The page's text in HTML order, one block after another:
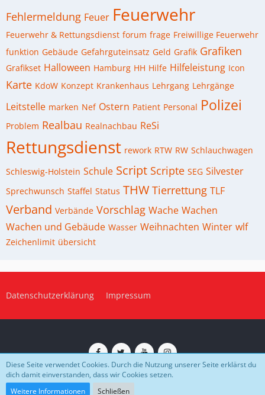
Fehlermeldung Feuer Feuerwehr
Feuerwehr & Rettungsdienst forum frage Freiwillige Feuerwehr
funktion Gebäude Gefahrguteinsatz Geld Grafik Grafiken
Grafikset Halloween Hamburg HH Hilfe Hilfeleistung Icon
Karte KdoW Konzept Krankenhaus Lehrgang Lehrgänge
Leitstelle marken Nef Ostern Patient Personal Polizei
Problem Realbau Realnachbau ReSi
Rettungsdienst rework RTW RW Schlauchwagen
Schleswig-Holstein Schule Script Scripte SEG Silvester
Sprechwunsch Staffel Status THW Tierrettung TLF
Verband Verbände Vorschlag Wache Wachen
Wachen und Gebäude Wasser Weihnachten Winter wlf
Zeichenlimit übersicht
Datenschutzerklärung Impressum
Impressum Datenschutz
Community-Software:
Diese Seite verwendet Cookies. Durch die Nutzung unserer Seite erklärst du
dich damit einverstanden, dass wir Cookies setzen.
Weitere Informationen
Schließen